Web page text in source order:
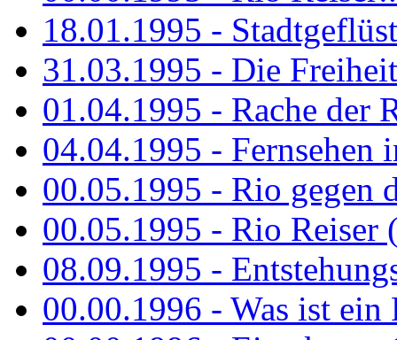
18.01.1995 -
31.03.1995 - Die
01.04.1995 - Rache der
04.04.1995 - Fernsehen
00.05.1995 - Rio gegen
00.05.1995 - Rio Reiser
08.09.1995 -
00.00.1996 - Was ist ein